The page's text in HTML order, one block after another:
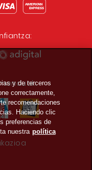
y de terceros
correctamente,
recomendaciones
Haciendo clic
preferencias de
nuestra política